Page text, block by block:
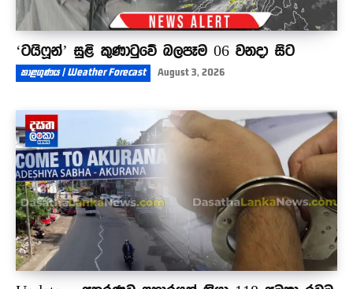
‘ටයිෆූන්’ සුළි කුණාටුවේ බලපෑම 06 වනදා සිට
කාළගුණය | Weather Forecast August 3, 2026